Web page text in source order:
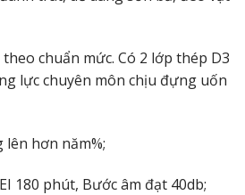
chuẩn mức. Có 2 lớp thép D3
lực chuyên môn chịu đựng uốn
hơn năm%;
180 phút, Bước âm đạt 40db;